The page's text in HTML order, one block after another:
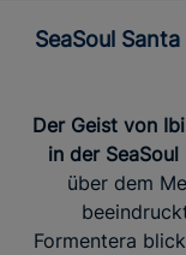
SeaSoul Santa Eulalia: die Magie von Ibiza, der
Der Geist von
in der SeaSoul
über dem
Formentera